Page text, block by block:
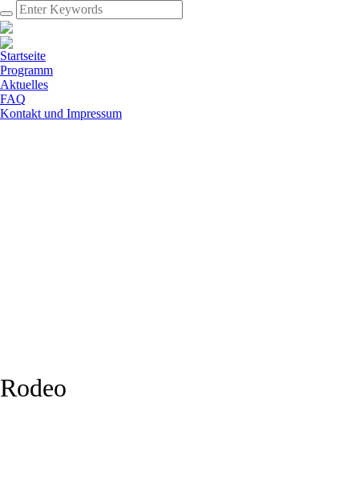
Startseite
Programm
Aktuelles
FAQ
Kontakt und Impressum
Rodeo